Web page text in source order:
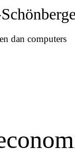
dan computers